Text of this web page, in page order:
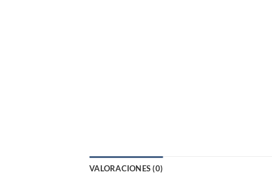
VALORACIONES (0)